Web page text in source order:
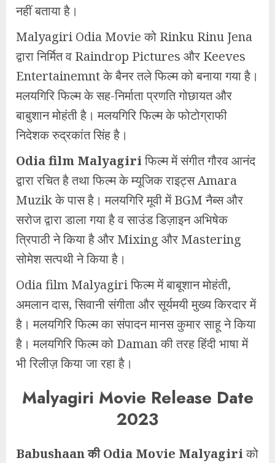
नहीं बताया है।
Malyagiri Odia Movie को Rinku Rinu Jena
द्वारा निर्मित व Raindrop Pictures और Keeves
Entertainemnt के बैनर तले फिल्म को बनाया गया है।
मलयगिरि फिल्म के सह-निर्माता प्रणति गोछायत और
बाबुशान मोहंती है। मलयगिरि फिल्म के फोटोग्राफी
निदेशक रुद्रकांत सिंह है।
Odia film Malyagiriफिल्म में संगीत गौरव आनंद
द्वारा रचित है तथा फिल्म के म्यूजिक राइट्स Amara
Muzik के पास है। मलयगिरि मूवी में BGM नैब्स और
सरोज द्वारा डाला गया है व साउंड डिज़ाइन अभिषेक
त्रिपाठी ने किया है और Mixing और Mastering
सोमेश सत्पथी ने किया है।
Odia film Malyagiri फिल्म में बाबूशान मोहंती,
अमलान दास, सिवानी संगीता और सूर्यमयी मुख्य किरदार में
है। मलयगिरि फिल्म का संपादन मानस कुमार साहू ने किया
है। मलयगिरि फिल्म को Daman की तरह हिंदी भाषा में
भी रिलीज़ किया जा रहा है।
Malyagiri Movie Release Date
2023
Babushaan की Odia Movie Malyagiriको